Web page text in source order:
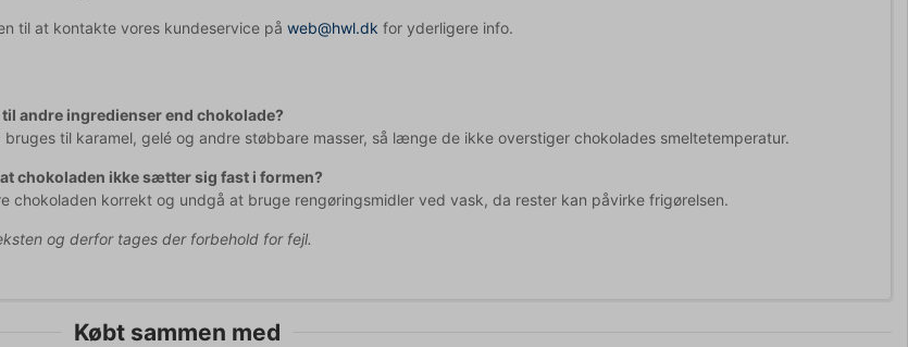
til at kontakte vores kundeservice på web@hwl.dk for yderligere info.
andre ingredienser end chokolade?
til karamel, gelé og andre støbbare masser, så længe de ikke overstiger chokolades smeltetemperatur.
chokoladen ikke sætter sig fast i formen?
chokoladen korrekt og undgå at bruge rengøringsmidler ved vask, da rester kan påvirke frigørelsen.
og derfor tages der forbehold for fejl.
Købt sammen med